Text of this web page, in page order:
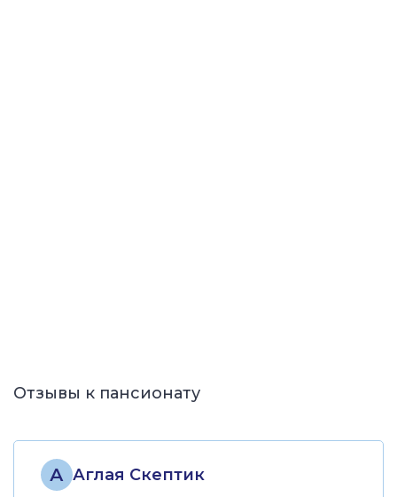
Отзывы к пансионату
А Аглая Скептик